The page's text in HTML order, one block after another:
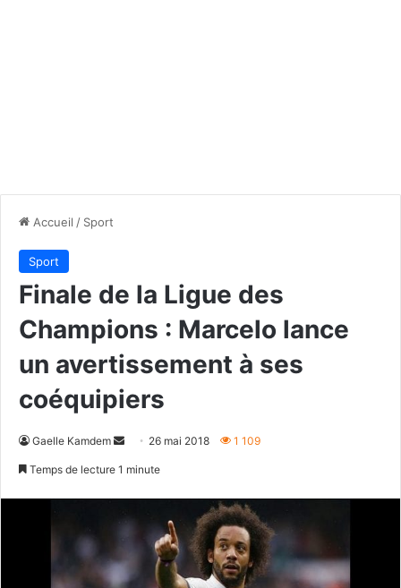
Accueil / Sport
Sport
Finale de la Ligue des
Champions : Marcelo lance
un avertissement à ses
coéquipiers
Gaelle Kamdem
Envoyer26 mai 2018 1 109
Temps de lecture 1 minute